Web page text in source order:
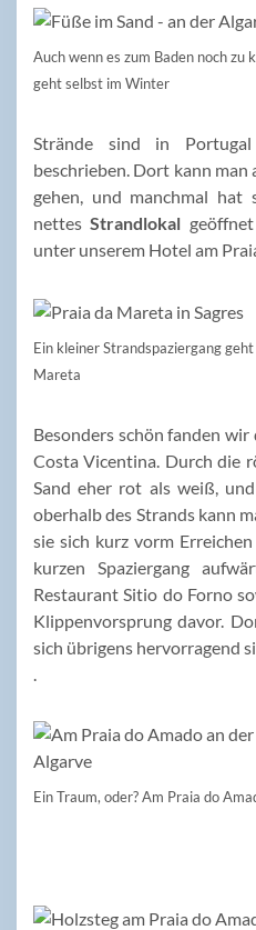
Auch wenn es zum Baden noch zu
geht selbst im Winter
Strände sind in
beschrieben. Dort kann man
gehen, und manchmal
nettesStrandlokal
unter unserem Hotel am
Ein kleiner Strandspaziergang
Mareta
Besonders schön fanden wir
Costa Vicentina. Durch die
Sand eher rot als weiß,
oberhalb des Strands kann
sie sich kurz vorm
kurzen Spaziergang
Restaurant Sitio do Forno
Klippenvorsprung davor.
sich übrigens hervorragend
.
Ein Traum, oder? Am Praia do